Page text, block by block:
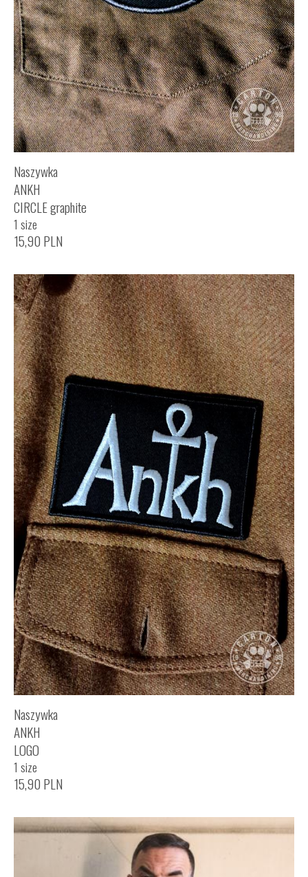
Naszywka
ANKH
CIRCLE graphite
1 size
15,90 PLN
Naszywka
ANKH
LOGO
1 size
15,90 PLN